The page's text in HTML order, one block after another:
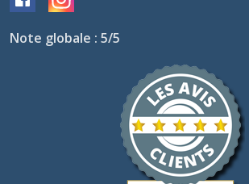
Note globale : 5/5